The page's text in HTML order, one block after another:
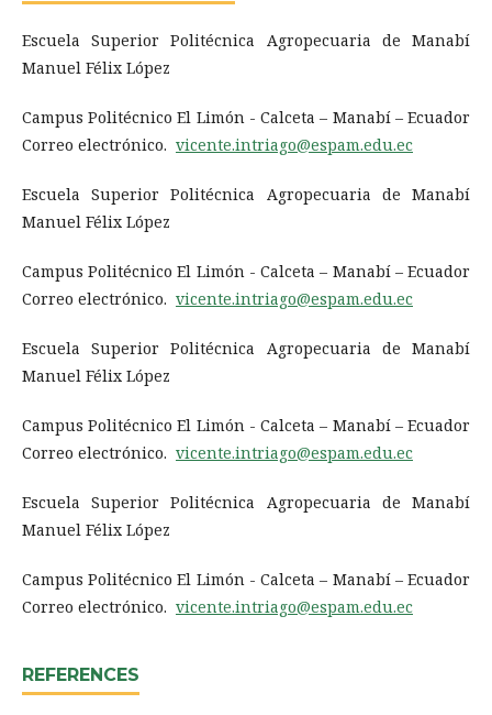
Escuela Superior Politécnica Agropecuaria de Manabí
Manuel Félix López
Campus Politécnico El Limón - Calceta – Manabí – Ecuador
Correo electrónico. vicente.intriago@espam.edu.ec
Escuela Superior Politécnica Agropecuaria de Manabí
Manuel Félix López
Campus Politécnico El Limón - Calceta – Manabí – Ecuador
Correo electrónico. vicente.intriago@espam.edu.ec
Escuela Superior Politécnica Agropecuaria de Manabí
Manuel Félix López
Campus Politécnico El Limón - Calceta – Manabí – Ecuador
Correo electrónico. vicente.intriago@espam.edu.ec
Escuela Superior Politécnica Agropecuaria de Manabí
Manuel Félix López
Campus Politécnico El Limón - Calceta – Manabí – Ecuador
Correo electrónico. vicente.intriago@espam.edu.ec
REFERENCES